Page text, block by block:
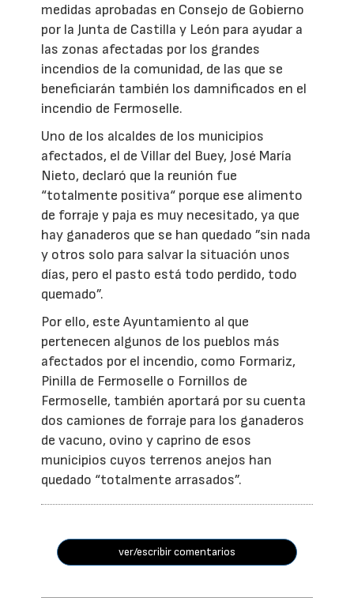
medidas aprobadas en Consejo de Gobierno
por la Junta de Castilla y León para ayudar a
las zonas afectadas por los grandes
incendios de la comunidad, de las que se
beneficiarán también los damnificados en el
incendio de Fermoselle.
Uno de los alcaldes de los municipios
afectados, el de Villar del Buey, José María
Nieto, declaró que la reunión fue
“totalmente positiva“ porque ese alimento
de forraje y paja es muy necesitado, ya que
hay ganaderos que se han quedado ”sin nada
y otros solo para salvar la situación unos
días, pero el pasto está todo perdido, todo
quemado”.
Por ello, este Ayuntamiento al que
pertenecen algunos de los pueblos más
afectados por el incendio, como Formariz,
Pinilla de Fermoselle o Fornillos de
Fermoselle, también aportará por su cuenta
dos camiones de forraje para los ganaderos
de vacuno, ovino y caprino de esos
municipios cuyos terrenos anejos han
quedado “totalmente arrasados”.
ver/escribir comentarios